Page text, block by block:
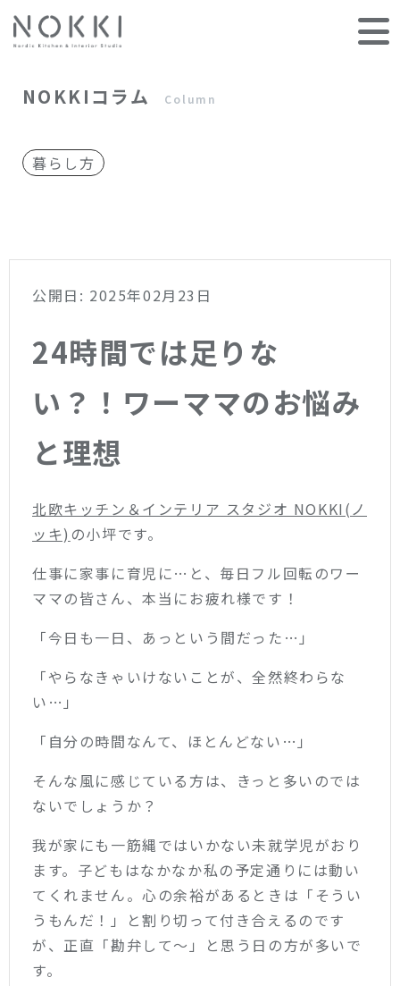
NOKKIコラム Column
暮らし方
公開日: 2025年02月23日
24時間では足りな
い？！ワーママのお悩み
と理想
北欧キッチン＆インテリア スタジオ NOKKI(ノ
ッキ) の小坪です。
仕事に家事に育児に…と、毎日フル回転のワー
ママの皆さん、本当にお疲れ様です！
「今日も一日、あっという間だった…」
「やらなきゃいけないことが、全然終わらな
い…」
「自分の時間なんて、ほとんどない…」
そんな風に感じている方は、きっと多いのでは
ないでしょうか？
我が家にも一筋縄ではいかない未就学児がおり
ます。子どもはなかなか私の予定通りには動い
てくれません。心の余裕があるときは「そうい
うもんだ！」と割り切って付き合えるのです
が、正直「勘弁して～」と思う日の方が多いで
す。